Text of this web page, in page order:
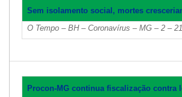
Sem isolamento social, mortes
O Tempo – BH – Coronavírus – MG – 2 –
Procon-MG continua fiscalização